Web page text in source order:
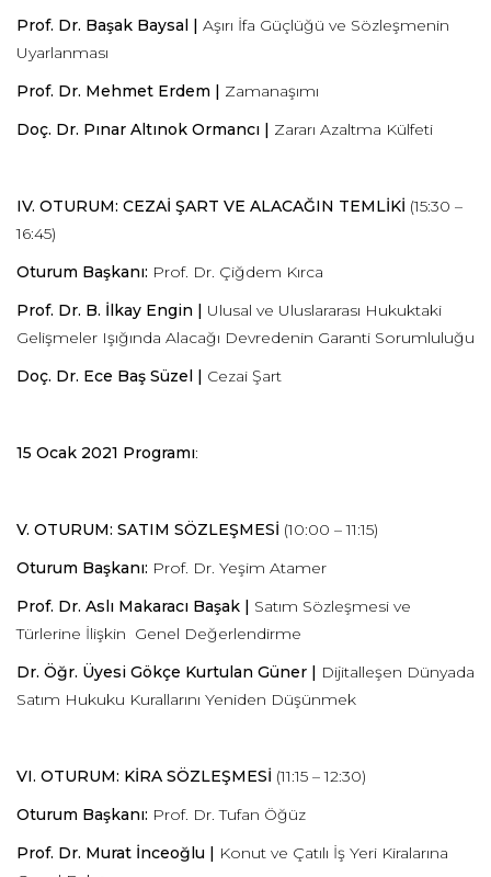
Prof. Dr. Başak Baysal | Aşırı İfa Güçlüğü ve Sözleşmenin
Uyarlanması
Prof. Dr. Mehmet Erdem | Zamanaşımı
Doç. Dr. Pınar Altınok Ormancı | Zararı Azaltma Külfeti
IV. OTURUM: CEZAİ ŞART VE ALACAĞIN TEMLİKİ (15:30 –
16:45)
Oturum Başkanı: Prof. Dr. Çiğdem Kırca
Prof. Dr. B. İlkay Engin | Ulusal ve Uluslararası Hukuktaki
Gelişmeler Işığında Alacağı Devredenin Garanti Sorumluluğu
Doç. Dr. Ece Baş Süzel | Cezai Şart
15 Ocak 2021 Programı:
V. OTURUM: SATIM SÖZLEŞMESİ (10:00 – 11:15)
Oturum Başkanı: Prof. Dr. Yeşim Atamer
Prof. Dr. Aslı Makaracı Başak | Satım Sözleşmesi ve
Türlerine İlişkin Genel Değerlendirme
Dr. Öğr. Üyesi Gökçe Kurtulan Güner | Dijitalleşen Dünyada
Satım Hukuku Kurallarını Yeniden Düşünmek
VI. OTURUM: KİRA SÖZLEŞMESİ (11:15 – 12:30)
Oturum Başkanı: Prof. Dr. Tufan Öğüz
Prof. Dr. Murat İnceoğlu | Konut ve Çatılı İş Yeri Kiralarına